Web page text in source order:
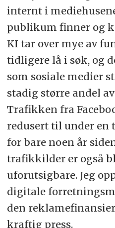
internt i
publikum finner og
KI tar over mye av
tidligere lå i søk, og
som sosiale medier
stadig større andel
Trafikken fra
redusert til under en
for bare noen år
trafikkilder er også
uforutsigbare. Jeg
digitale
den
kraftig press.